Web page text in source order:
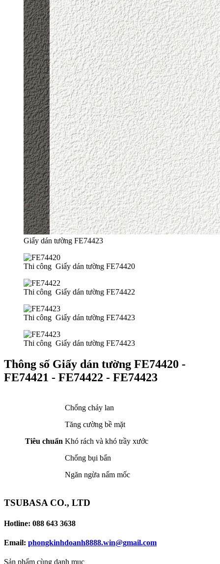
Giấy dán tường FE74423
Thi công Giấy dán tường FE74420
Thi công Giấy dán tường FE74422
Thi công Giấy dán tường FE74423
Thi công Giấy dán tường FE74423
Thông số Giấy dán tường FE74420 -
FE74421 - FE74422 - FE74423
Tiêu chuẩn
Chống cháy lan
Tăng cường bề mặt
Khó rách và khó trầy xước
Chống bụi bẩn
Ngăn ngừa nấm mốc
TSUBASA CO., LTD
Hotline: 088 643 3638
Email: phongkinhdoanh8888.win@gmail.com
Sản phẩm cùng danh mục